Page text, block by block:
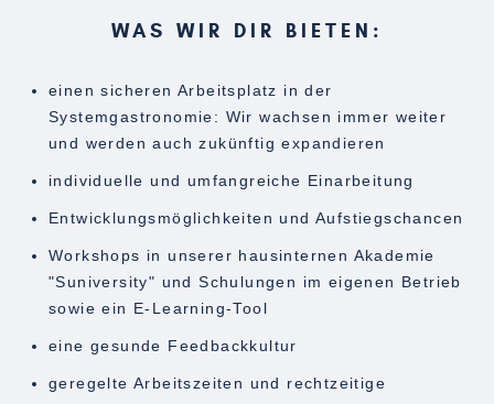
WAS WIR DIR BIETEN:
einen sicheren Arbeitsplatz in der
Systemgastronomie: Wir wachsen immer weiter
und werden auch zukünftig expandieren
individuelle und umfangreiche Einarbeitung
Entwicklungsmöglichkeiten und Aufstiegschancen
Workshops in unserer hausinternen Akademie
"Suniversity" und Schulungen im eigenen Betrieb
sowie ein E-Learning-Tool
eine gesunde Feedbackkultur
geregelte Arbeitszeiten und rechtzeitige